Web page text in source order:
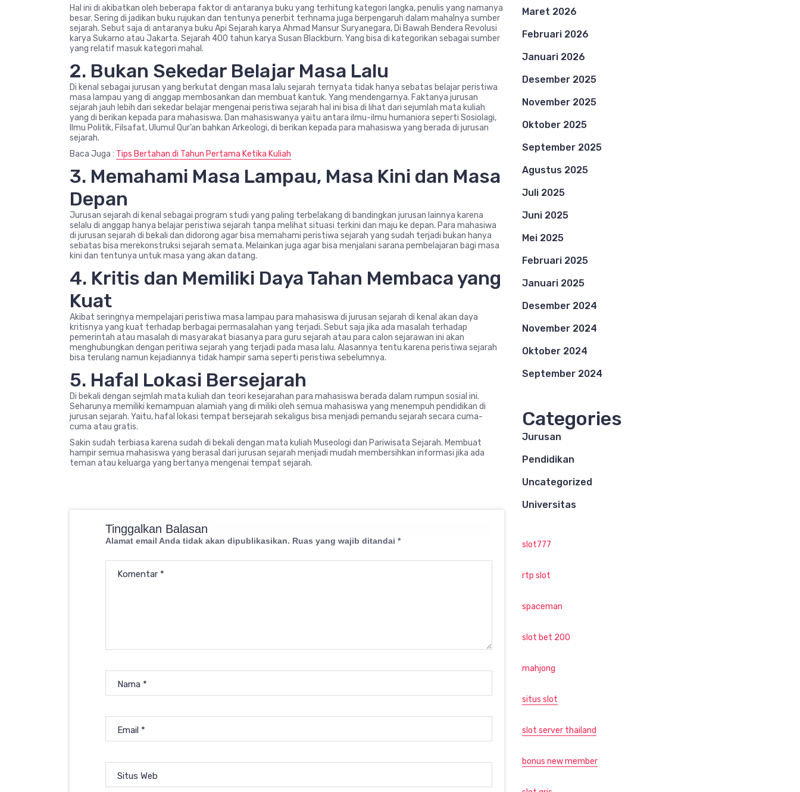
Hal ini di akibatkan oleh beberapa faktor di antaranya buku yang terhitung kategori langka, penulis yang namanya
besar. Sering di jadikan buku rujukan dan tentunya penerbit terhnama juga berpengaruh dalam mahalnya sumber
sejarah. Sebut saja di antaranya buku Api Sejarah karya Ahmad Mansur Suryanegara, Di Bawah Bendera Revolusi
karya Sukarno atau Jakarta. Sejarah 400 tahun karya Susan Blackburn. Yang bisa di kategorikan sebagai sumber
yang relatif masuk kategori mahal.
2. Bukan Sekedar Belajar Masa Lalu
Di kenal sebagai jurusan yang berkutat dengan masa lalu sejarah ternyata tidak hanya sebatas belajar peristiwa
masa lampau yang di anggap membosankan dan membuat kantuk. Yang mendengarnya. Faktanya jurusan
sejarah jauh lebih dari sekedar belajar mengenai peristiwa sejarah hal ini bisa di lihat dari sejumlah mata kuliah
yang di berikan kepada para mahasiswa. Dan mahasiswanya yaitu antara ilmu-ilmu humaniora seperti Sosiolagi,
Ilmu Politik, Filsafat, Ulumul Qur’an bahkan Arkeologi, di berikan kepada para mahasiswa yang berada di jurusan
sejarah.
Baca Juga : Tips Bertahan di Tahun Pertama Ketika Kuliah
3. Memahami Masa Lampau, Masa Kini dan Masa
Depan
Jurusan sejarah di kenal sebagai program studi yang paling terbelakang di bandingkan jurusan lainnya karena
selalu di anggap hanya belajar peristiwa sejarah tanpa melihat situasi terkini dan maju ke depan. Para mahasiwa
di jurusan sejarah di bekali dan didorong agar bisa memahami peristiwa sejarah yang sudah terjadi bukan hanya
sebatas bisa merekonstruksi sejarah semata. Melainkan juga agar bisa menjalani sarana pembelajaran bagi masa
kini dan tentunya untuk masa yang akan datang.
4. Kritis dan Memiliki Daya Tahan Membaca yang
Kuat
Akibat seringnya mempelajari peristiwa masa lampau para mahasiswa di jurusan sejarah di kenal akan daya
kritisnya yang kuat terhadap berbagai permasalahan yang terjadi. Sebut saja jika ada masalah terhadap
pemerintah atau masalah di masyarakat biasanya para guru sejarah atau para calon sejarawan ini akan
menghubungkan dengan peritiwa sejarah yang terjadi pada masa lalu. Alasannya tentu karena peristiwa sejarah
bisa terulang namun kejadiannya tidak hampir sama seperti peristiwa sebelumnya.
5. Hafal Lokasi Bersejarah
Di bekali dengan sejmlah mata kuliah dan teori kesejarahan para mahasiswa berada dalam rumpun sosial ini.
Seharunya memiliki kemampuan alamiah yang di miliki oleh semua mahasiswa yang menempuh pendidikan di
jurusan sejarah. Yaitu, hafal lokasi tempat bersejarah sekaligus bisa menjadi pemandu sejarah secara cuma-
cuma atau gratis.
Sakin sudah terbiasa karena sudah di bekali dengan mata kuliah Museologi dan Pariwisata Sejarah. Membuat
hampir semua mahasiswa yang berasal dari jurusan sejarah menjadi mudah membersihkan informasi jika ada
teman atau keluarga yang bertanya mengenai tempat sejarah.
Tinggalkan Balasan
Alamat email Anda tidak akan dipublikasikan. Ruas yang wajib ditandai *
Komentar *
Nama *
Email *
Situs Web
Maret 2026
Februari 2026
Januari 2026
Desember 2025
November 2025
Oktober 2025
September 2025
Agustus 2025
Juli 2025
Juni 2025
Mei 2025
Februari 2025
Januari 2025
Desember 2024
November 2024
Oktober 2024
September 2024
Categories
Jurusan
Pendidikan
Uncategorized
Universitas
slot777
rtp slot
spaceman
slot bet 200
mahjong
situs slot
slot server thailand
bonus new member